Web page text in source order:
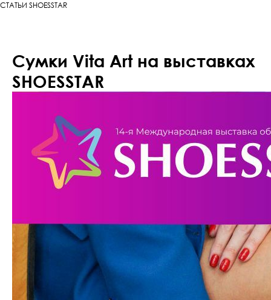
СТАТЬИ SHOESSTAR
Сумки Vita Art на выставках
SHOESSTAR